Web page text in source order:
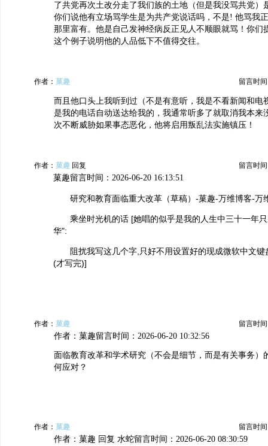
了共党再次土改分走了我们族的土地（但是我没骂共党）
你们说他有立场骂学生是为共产党说话吗，不是! 他骂我
那里富有。他是自己发神经病反正见人不顺眼就骂！你们
这个例子说明他的人品低下不值得交往。
作者： 菓趣 留言时间
而且他口头上我听到过（不是有意听，我是不看新闻和电
是我的电话自动送达给我的，我通常听多了就取消我本来
次不断威胁如果事态恶化，他将启用叛乱法实施镇压！
作者： 菓趣 回复 留言时间
菓趣留言时间：2026-06-20 16:13:51
研究和教育面临重大改革（草稿）-菓趣-万维博客-万
乘坐时光机的话 [她唱的似乎是我的人生中三十一年
华":
阻扰我写这几个字,只好不用设置好的现成微软中文
(才写完)]
作者： 菓趣 留言时间
作者：菓趣留言时间：2026-06-20 10:32:56
面临教育改革和学术研究（不会是细节，而是有关事务）
何应对？
作者： 菓趣 留言时间
作者：菓趣 回复 水蛇留言时间：2026-06-20 08:30:59